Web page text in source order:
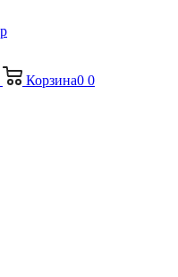
Корзина0 0